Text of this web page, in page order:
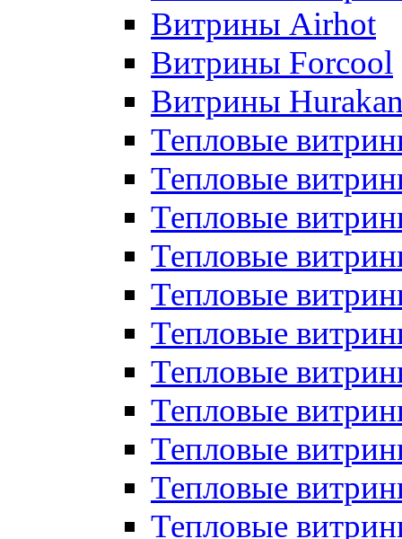
Витрины Airhot
Витрины Forcool
Витрины
Тепловые
Тепловые
Тепловые
Тепловые
Тепловые
Тепловые
Тепловые
Тепловые
Тепловые
Тепловые
Тепловые